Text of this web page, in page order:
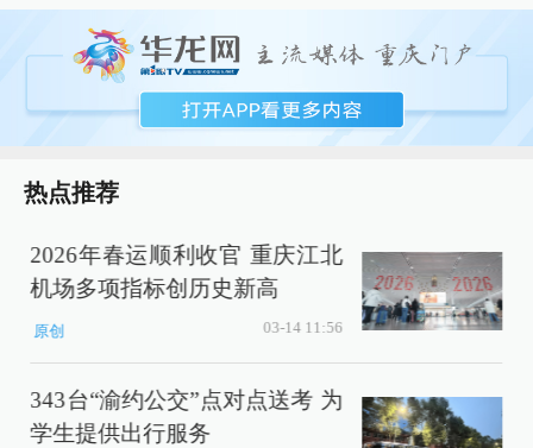
热点推荐
2026年春运顺利收官 重庆江北
机场多项指标创历史新高
原创 03-14 11:56
343台“渝约公交”点对点送考 为
学生提供出行服务